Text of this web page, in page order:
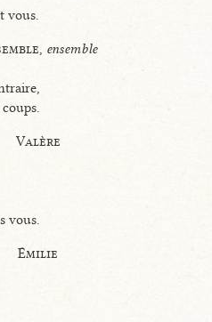
vous.
ensemble
Valère
vous.
Émilie